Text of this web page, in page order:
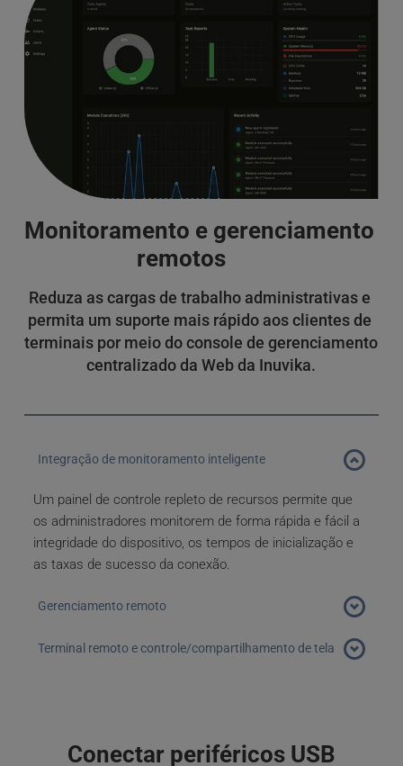
Monitoramento e gerenciamento
remotos
Reduza as cargas de trabalho administrativas e
permita um suporte mais rápido aos clientes de
terminais por meio do console de gerenciamento
centralizado da Web da Inuvika.
Integração de monitoramento inteligente
Um painel de controle repleto de recursos permite que
os administradores monitorem de forma rápida e fácil a
integridade do dispositivo, os tempos de inicialização e
as taxas de sucesso da conexão.
Gerenciamento remoto
Faça alterações na configuração do dispositivo de
endpoint, atualizações e outras ações remotas no
Terminal remoto e controle/compartilhamento de tela
Conectar periféricos USB